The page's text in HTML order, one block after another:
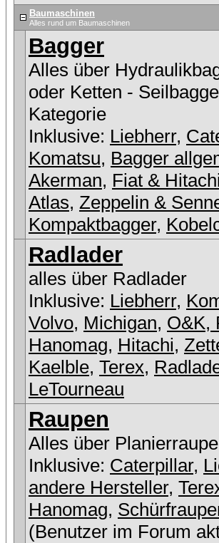
Baumaschinen
Alles rund um Baumaschinen
Bagger
Alles über
oder Ketten -
Kategorie
Inklusive: Liebherr,
Komatsu, Bagger
Akerman, Fiat & Hitachi
Atlas, Zeppelin &
Kompaktbagger,
Radlader
alles über Radlader
Inklusive: Liebherr,
Volvo, Michigan, O&K,
Hanomag, Hitachi,
Kaelble, Terex,
LeTourneau
Raupen
Alles über
Inklusive: Caterpillar,
andere Hersteller,
Hanomag,
(Benutzer im Forum